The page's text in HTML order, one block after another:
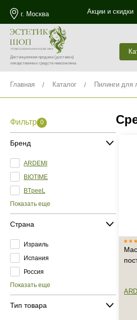
г. Москва Акции и скидки
Дистанционная продажа(доставка)
лекарственных средств невозможна
Главная Каталог Пилинги для
Фильтр 0
Бренд
ARDEMI
BIOTIME
BTpeeL
Показать еще
Страна
Израиль
Испания
Россия
Показать еще
Тип товара